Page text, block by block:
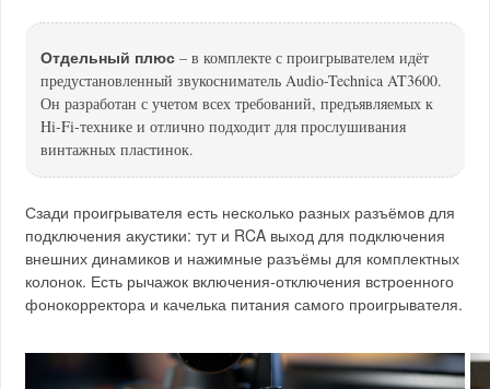
Отдельный плюс – в комплекте с проигрывателем идёт
предустановленный звукосниматель Audio-Technica AT3600.
Он разработан с учетом всех требований, предъявляемых к
Hi-Fi-технике и отлично подходит для прослушивания
винтажных пластинок.
Сзади проигрывателя есть несколько разных разъёмов для
подключения акустики: тут и RCA выход для подключения
внешних динамиков и нажимные разъёмы для комплектных
колонок. Есть рычажок включения-отключения встроенного
фонокорректора и качелька питания самого проигрывателя.